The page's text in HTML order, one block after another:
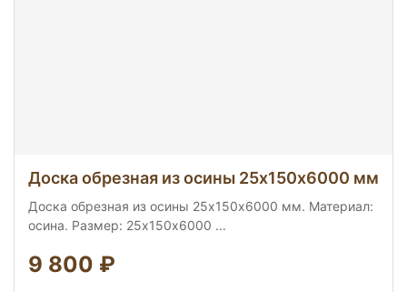
Доска обрезная из осины 25х150х6000 мм
Доска обрезная из осины 25х150х6000 мм. Материал:
осина. Размер: 25х150х6000 ...
9 800 ₽